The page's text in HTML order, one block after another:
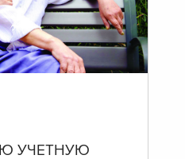
УЧЕТНУЮ